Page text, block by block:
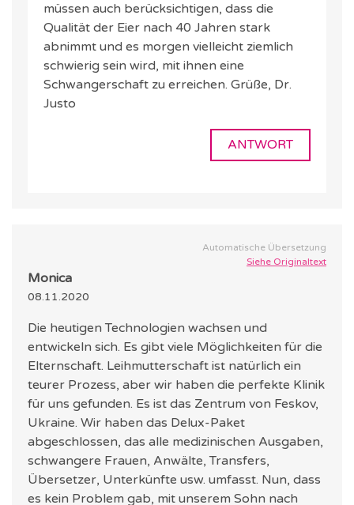
müssen auch berücksichtigen, dass die
Qualität der Eier nach 40 Jahren stark
abnimmt und es morgen vielleicht ziemlich
schwierig sein wird, mit ihnen eine
Schwangerschaft zu erreichen. Grüße, Dr.
Justo
ANTWORT
Automatische Übersetzung
Siehe Originaltext
Monica
08.11.2020
Die heutigen Technologien wachsen und
entwickeln sich. Es gibt viele Möglichkeiten für die
Elternschaft. Leihmutterschaft ist natürlich ein
teurer Prozess, aber wir haben die perfekte Klinik
für uns gefunden. Es ist das Zentrum von Feskov,
Ukraine. Wir haben das Delux-Paket
abgeschlossen, das alle medizinischen Ausgaben,
schwangere Frauen, Anwälte, Transfers,
Übersetzer, Unterkünfte usw. umfasst. Nun, dass
es kein Problem gab, mit unserem Sohn nach